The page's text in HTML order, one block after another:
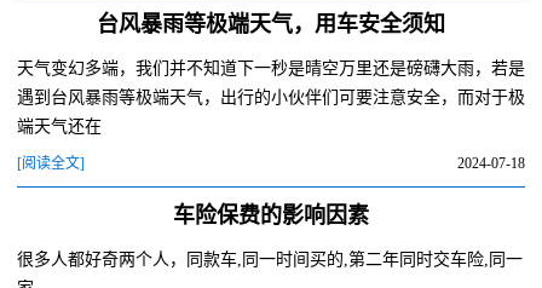
台风暴雨等极端天气，用车安全须知
天气变幻多端，我们并不知道下一秒是晴空万里还是磅礴大雨，若是
遇到台风暴雨等极端天气，出行的小伙伴们可要注意安全，而对于极
端天气还在
[阅读全文] 2024-07-18
车险保费的影响因素
很多人都好奇两个人，同款车,同一时间买的,第二年同时交车险,同一